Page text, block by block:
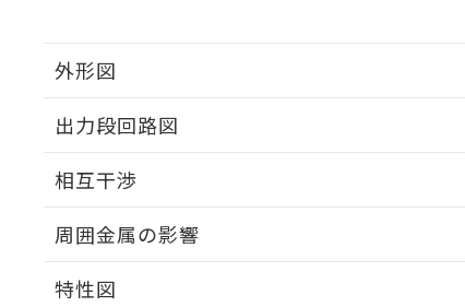
外形図
出力段回路図
相互干渉
周囲金属の影響
特性図